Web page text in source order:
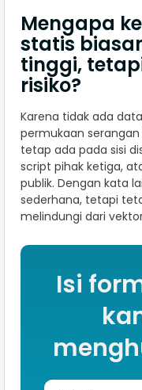
Mengapa
statis
tinggi,
risiko?
Karena tidak ada
permukaan serangan
tetap ada pada sisi
script pihak ketiga,
publik. Dengan kata
sederhana, tetapi
melindungi dari
Isi